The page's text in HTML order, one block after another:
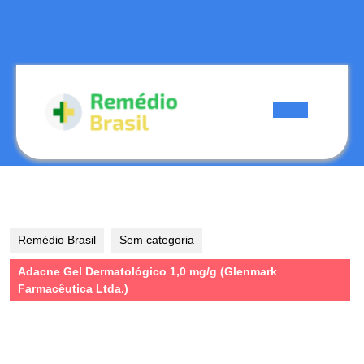
Remédio Brasil Sem categoria
Adacne Gel Dermatológico 1,0 mg/g (Glenmark
Farmacêutica Ltda.)